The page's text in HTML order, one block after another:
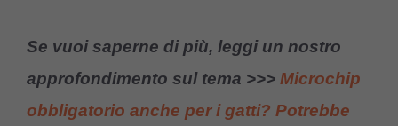
Se vuoi saperne di più, leggi un nostro
approfondimento sul tema >>> Microchip
obbligatorio anche per i gatti? Potrebbe